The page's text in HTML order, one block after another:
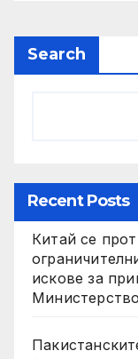
Search
Recent Posts
Китай се
искове за